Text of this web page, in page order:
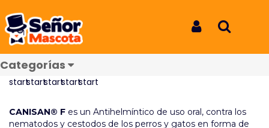
Categorías
Canisan F 5ML
CANISAN® F es un Antihelmíntico de uso oral, contra los
nematodos y cestodos de los perros y gatos en forma de